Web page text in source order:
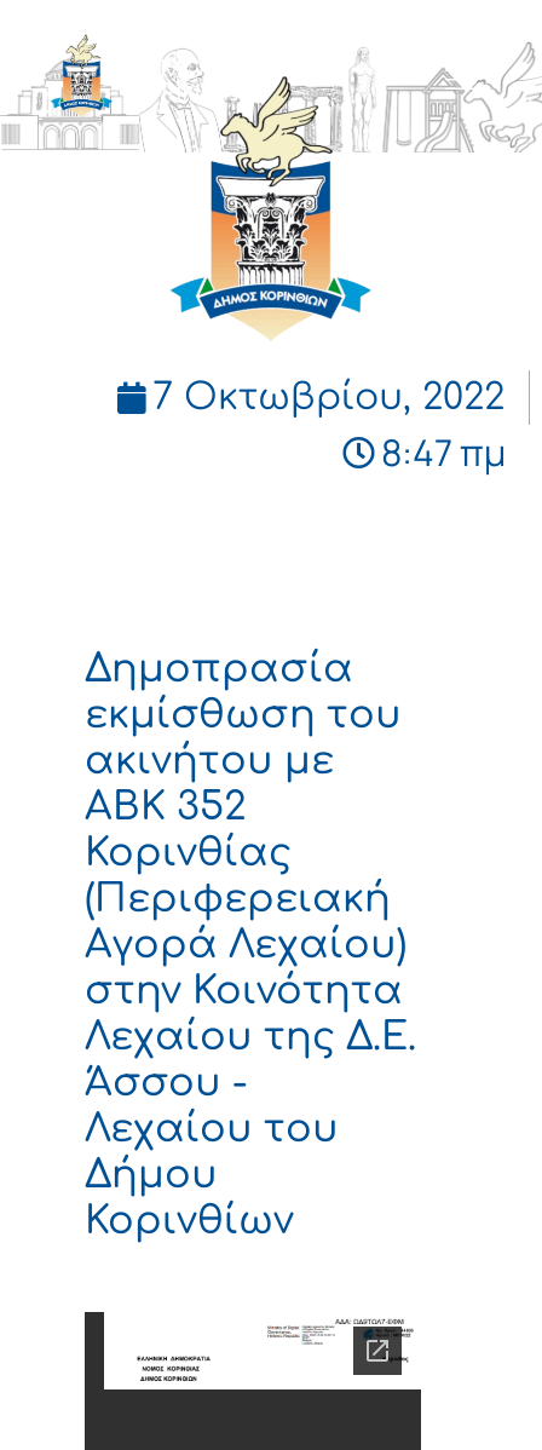
ΔΗΜΟΣ
ΚΟΡΙΝΘΙΩΝ
7 Οκτωβρίου, 2022
8:47 πμ
Δημοπρασία
εκμίσθωση του
ακινήτου με
ΑΒΚ 352
Κορινθίας
(Περιφερειακή
Αγορά Λεχαίου)
στην Κοινότητα
Λεχαίου της Δ.Ε.
Άσσου -
Λεχαίου του
Δήμου
Κορινθίων